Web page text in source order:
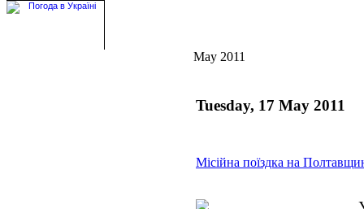
May 2011
Tuesday, 17 May 2011
Місійна поїздка на